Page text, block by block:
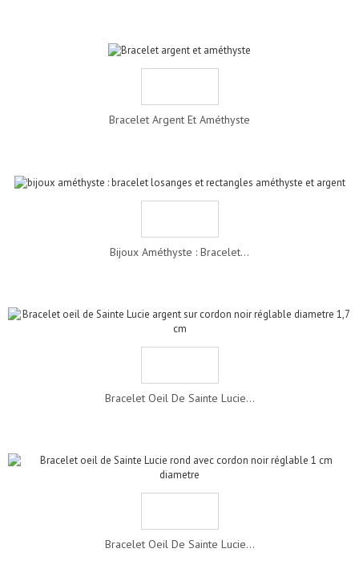
Bracelet Argent Et Améthyste
Bijoux Améthyste : Bracelet...
Bracelet Oeil De Sainte Lucie...
Bracelet Oeil De Sainte Lucie...